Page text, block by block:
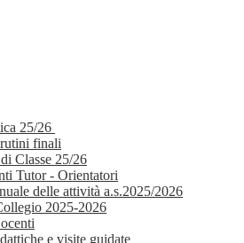
25/26
finali
Classe 25/26
Tutor - Orientatori
delle attività a.s.2025/2026
2025-2026
e visite guidate